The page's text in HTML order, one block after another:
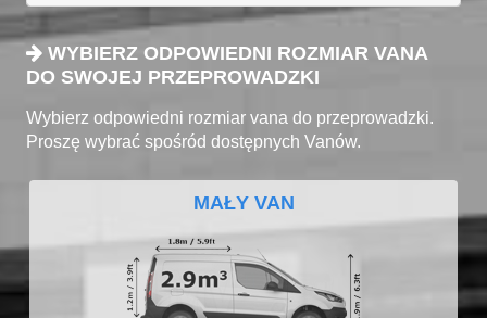
WYBIERZ ODPOWIEDNI ROZMIAR VANA
DO SWOJEJ PRZEPROWADZKI
Wybierz odpowiedni rozmiar vana do przeprowadzki.
Proszę wybrać spośród dostępnych Vanów.
MAŁY VAN